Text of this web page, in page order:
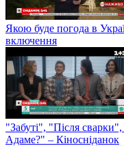
Якою буде погода в
включення
"Забуті", "Після
Адаме?" – Кіносніданок